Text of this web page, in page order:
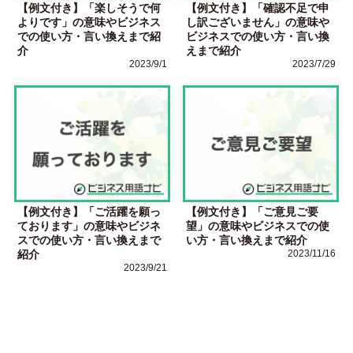
【例文付き】「楽しそうで何
よりです」の意味やビジネス
での使い方・言い換えまで紹
介
2023/9/1
【例文付き】「確認不足で申
し訳ございません」の意味や
ビジネスでの使い方・言い換
えまで紹介
2023/7/29
【例文付き】「ご活躍を願っ
ております」の意味やビジネ
スでの使い方・言い換えまで
紹介
2023/9/21
【例文付き】「ご意見ご要
望」の意味やビジネスでの使
い方・言い換えまで紹介
2023/11/16